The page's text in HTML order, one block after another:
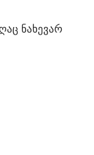
ნახევარ